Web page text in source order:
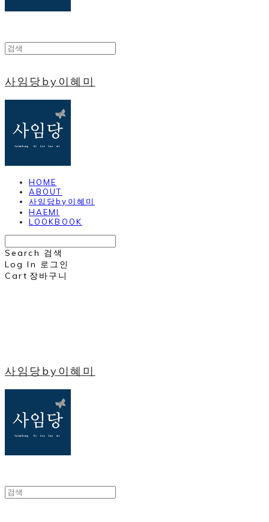
사임당by이혜미
HOME
ABOUT
사임당by이혜미
HAEMI
LOOKBOOK
Search 검색
Log In 로그인
Cart 장바구니
사임당by이혜미